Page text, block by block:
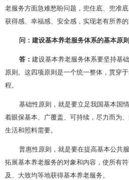
老服务方面急难愁盼问题，兜住底、兜准
获得感、幸福感、安全感，实现老有所养的
问：建设基本养老服务体系的基本原
答： 建设基本养老服务体系要坚持基
原则。这四项原则是一个统一整体，贯穿
程。
基础性原则，就是要立足我国基本国
着眼保基本、广覆盖、可持续，尽力而为
生活和照料需要。
普惠性原则，就是要在提高基本公共
拓展基本养老服务的对象和内容，使所有
及、大致均等地获得基本养老服务。